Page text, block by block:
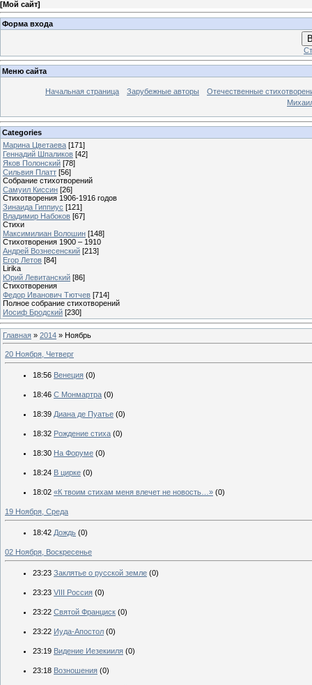
[Мой сайт]
Форма входа
Меню сайта
Начальная страница Зарубежные авторы
Отечественные
Categories
Марина Цветаева [171]
Геннадий Шпаликов [42]
Яков Полонский [78]
Сильвия Платт [56]
Собрание стихотворений
Самуил Киссин [26]
Стихотворения 1906-1916 годов
Зинаида Гиппиус [121]
Владимир Набоков [67]
Стихи
Максимилиан Волошин [148]
Стихотворения 1900 – 1910
Андрей Вознесенский [213]
Егор Летов [84]
Lirika
Юрий Левитанский [86]
Стихотворения
Федор Иванович Тютчев [714]
Полное собрание стихотворений
Иосиф Бродский [230]
Главная » 2014 » Ноябрь
20 Ноября, Четверг
18:56 Венеция (0)
18:46 С Монмартра (0)
18:39 Диана де Пуатье (0)
18:32 Рождение стиха (0)
18:30 На Форуме (0)
18:24 В цирке (0)
18:02 «К твоим стихам меня влечет не новость…» (0)
19 Ноября, Среда
18:42 Дождь (0)
02 Ноября, Воскресенье
23:23 Заклятье о русской земле (0)
23:23 VIII Россия (0)
23:22 Святой Франциск (0)
23:22 Иуда-Апостол (0)
23:19 Видение Иезекииля (0)
23:18 Возношения (0)